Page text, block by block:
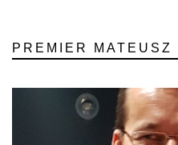
PREMIER MATEUSZ